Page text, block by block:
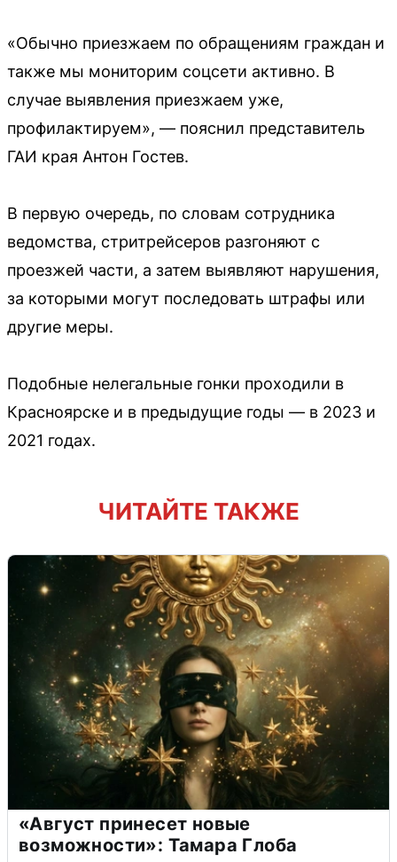
«Обычно приезжаем по обращениям граждан и
также мы мониторим соцсети активно. В
случае выявления приезжаем уже,
профилактируем», — пояснил представитель
ГАИ края Антон Гостев.
В первую очередь, по словам сотрудника
ведомства, стритрейсеров разгоняют с
проезжей части, а затем выявляют нарушения,
за которыми могут последовать штрафы или
другие меры.
Подобные нелегальные гонки проходили в
Красноярске и в предыдущие годы — в 2023 и
2021 годах.
ЧИТАЙТЕ ТАКЖЕ
«Август принесет новые
возможности»: Тамара Глоба